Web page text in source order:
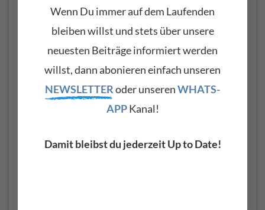
Wenn Du immer auf dem Laufenden
bleiben willst und stets über unsere
neuesten Beiträge informiert werden
willst, dann abonieren einfach unseren
NEWSLETTERoder unserenWHATS-
APPKanal!
Damit bleibst du jederzeit Up to Date!
Hauptinstrument. Am Ende ist er genau das,
was man von einem modernen Waldorf
erwarten darf: Ein eigenständiges Instrument
seine Stärke.
Eigenständiger, charakterstarker